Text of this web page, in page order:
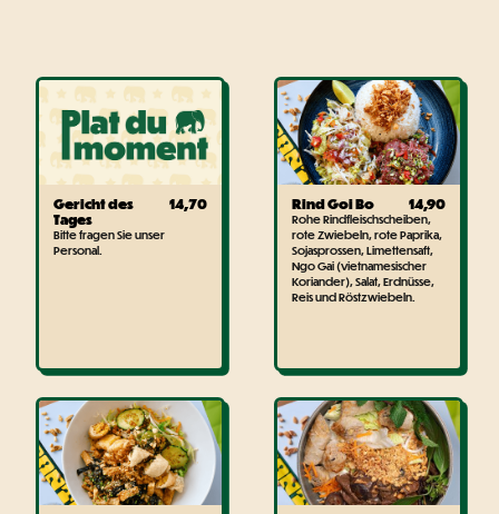
Gericht des
Tages
14,70
Bitte fragen Sie unser
Personal.
Rind Goi Bo 14,90
Rohe Rindfleischscheiben,
rote Zwiebeln, rote Paprika,
Sojasprossen, Limettensaft,
Ngo Gai (vietnamesischer
Koriander), Salat, Erdnüsse,
Reis und Röstzwiebeln.